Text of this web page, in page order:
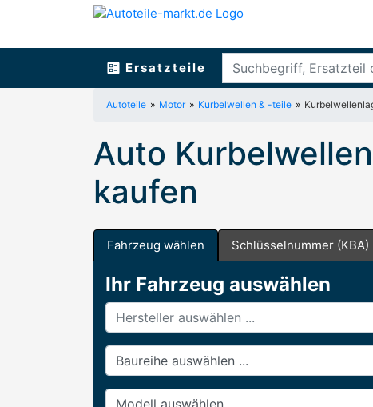
ballot Ersatzteile
Autoteile Motor Kurbelwellen & -teile
Auto
kaufen
Fahrzeug wählen Schlüsselnummer (KBA)
Ihr Fahrzeug auswählen
Hersteller
Baureihe
Modell